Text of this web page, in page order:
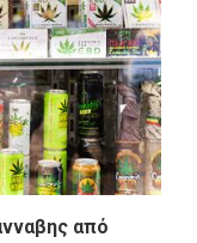
από